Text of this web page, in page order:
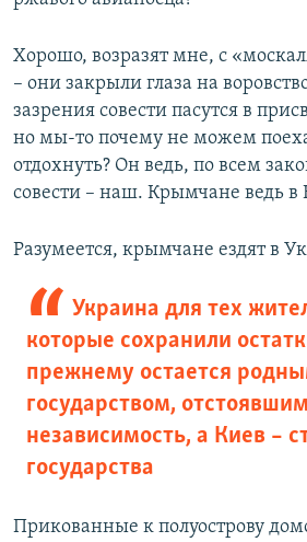
Хорошо, возразят мне, с
– они закрыли глаза на
зазрения совести пасутся в
но мы-то почему не можем
отдохнуть? Он ведь, по всем
совести – наш. Крымчане ведь в
Разумеется, крымчане ездят в
Украина для тех
которые сохранили
прежнему остается
государством,
независимость, а Киев –
государства
Прикованные к полуострову